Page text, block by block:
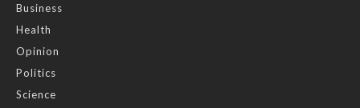
Business
Health
Opinion
Politics
Science